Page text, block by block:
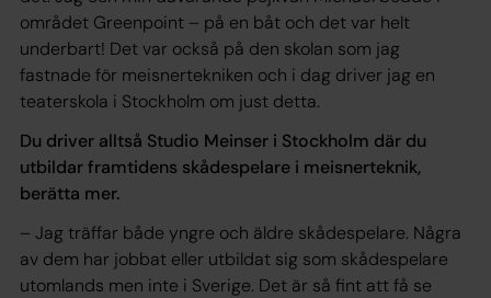
området Greenpoint – på en båt och det var helt
underbart! Det var också på den skolan som jag
fastnade för meisnertekniken och i dag driver jag en
teaterskola i Stockholm om just detta.
Du driver alltså Studio Meinser i Stockholm där du
utbildar framtidens skådespelare i meisnerteknik,
berätta mer.
– Jag träffar både yngre och äldre skådespelare. Några
av dem har jobbat eller utbildat sig som skådespelare
utomlands men inte i Sverige. Det är så fint att få se